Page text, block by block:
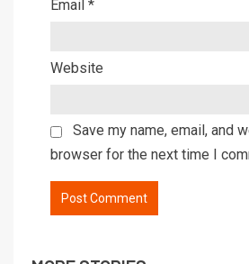
Email *
Website
Save my name, email, and
browser for the next time I